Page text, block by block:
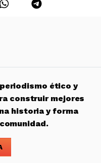
ético y
construir mejores
historia y forma